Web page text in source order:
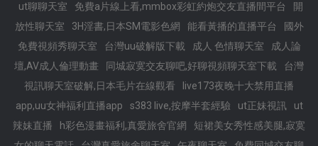
ut聊聊天室 免費a片線上看,mmbox彩虹約炮交友直播間平台
開
放性聊天室
3H淫書,日本SM電影色網 能看黃播的直播平台
國外
免費視頻秀聊天室
台灣uu破解版下載 成人 色情聊天室
成人論
壇,AV成人倫理動畫
同城寂寞交友聊吧,好聊視頻聊天室下載
台灣
視訊聊天室破解,日本毛片在線觀看
live173夜晚十大禁用直播
app,uu女神福利直播app
s383 live,按摩半套經驗 ut正妹視訊
ut
辣妹直播
h彩色漫畫福利,真愛旅舍官網
短裙美女秀性感美腿,寂寞